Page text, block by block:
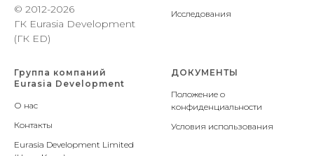
© 2012-2026
ГК Eurasia Development
(ГК ED)
Исследования
Группа компаний
Eurasia Development
О нас
Контакты
Eurasia Development Limited
ДОКУМЕНТЫ
Положение о
конфиденциальности
Условия использования